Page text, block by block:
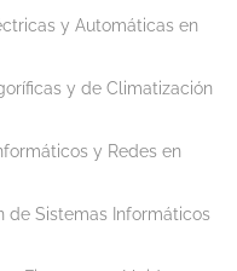
y Automáticas en
y de Climatización
y Redes en
de Sistemas Informáticos